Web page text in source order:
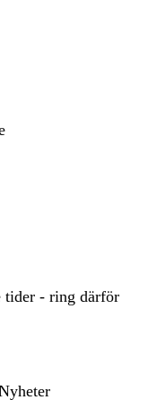
tider - ring därför